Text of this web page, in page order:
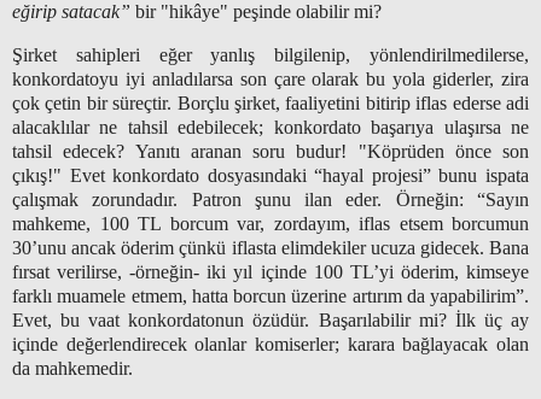
eğirip satacak” bir "hikâye" peşinde olabilir mi?
Şirket sahipleri eğer yanlış bilgilenip, yönlendirilmedilerse,
konkordatoyu iyi anladılarsa son çare olarak bu yola giderler, zira
çok çetin bir süreçtir. Borçlu şirket, faaliyetini bitirip iflas ederse adi
alacaklılar ne tahsil edebilecek; konkordato başarıya ulaşırsa ne
tahsil edecek? Yanıtı aranan soru budur! "Köprüden önce son
çıkış!" Evet konkordato dosyasındaki “hayal projesi” bunu ispata
çalışmak zorundadır. Patron şunu ilan eder. Örneğin: “Sayın
mahkeme, 100 TL borcum var, zordayım, iflas etsem borcumun
30’unu ancak öderim çünkü iflasta elimdekiler ucuza gidecek. Bana
fırsat verilirse, -örneğin- iki yıl içinde 100 TL’yi öderim, kimseye
farklı muamele etmem, hatta borcun üzerine artırım da yapabilirim”.
Evet, bu vaat konkordatonun özüdür. Başarılabilir mi? İlk üç ay
içinde değerlendirecek olanlar komiserler; karara bağlayacak olan
da mahkemedir.